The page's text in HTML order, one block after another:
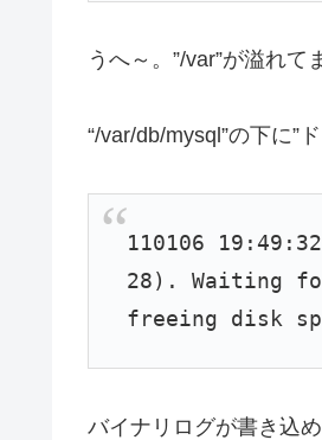
うへ～。”/var”が溢れて
“/var/db/mysql”の下に”
110106
28). Waiting
freeing disk
バイナリログが書き込